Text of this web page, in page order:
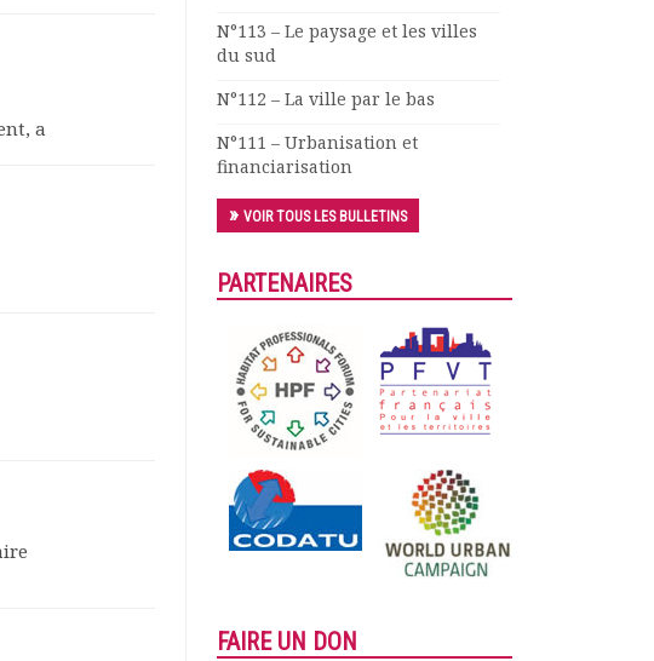
a
N°113 – Le paysage et les villes
du sud
N°112 – La ville par le bas
N°111 – Urbanisation et
financiarisation
VOIR TOUS LES BULLETINS
PARTENAIRES
FAIRE UN DON